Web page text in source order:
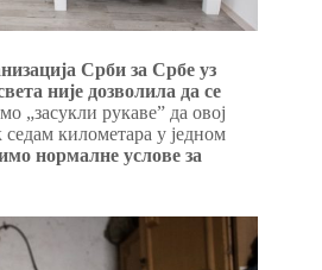
Срби за Србе уз
није дозволила да се
„засукли рукаве” да овој
седам километара у једном
нормалне услове за